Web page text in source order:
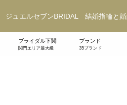
ジュエルセブンBRIDAL 結婚指輪と
ブライダル下関
関門エリア最大級
ブランド
35ブランド